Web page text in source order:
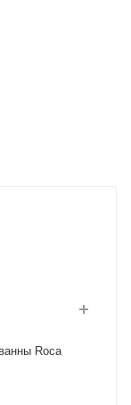
Roca